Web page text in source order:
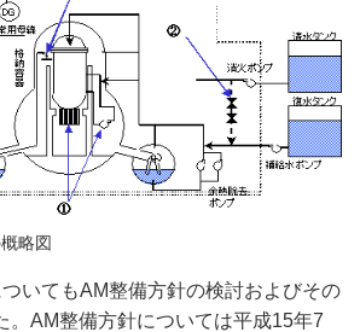
略図
いてもAM整備方針の検討およびその
。AM整備方針については平成15年7